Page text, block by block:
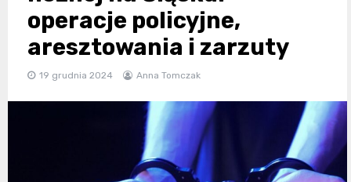
operacje policyjne,
aresztowania i zarzuty
19 grudnia 2024 Anna Tomczak